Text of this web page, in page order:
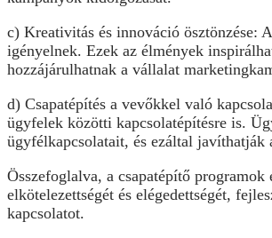
c) Kreativitás és innováció ösztönzése:
igényelnek. Ezek az élmények
hozzájárulhatnak a vállalat
d) Csapatépítés a vevőkkel való
ügyfelek közötti kapcsolatépítésre is.
ügyfélkapcsolatait, és ezáltal javíthatják
Összefoglalva, a csapatépítő
elkötelezettségét és elégedettségét,
kapcsolatot.